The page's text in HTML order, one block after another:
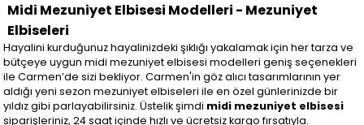
Midi Mezuniyet Elbisesi Modelleri - Mezuniyet
Elbiseleri
Hayalini kurduğunuz hayalinizdeki şıklığı yakalamak için her tarza ve
bütçeye uygun midi mezuniyet elbisesi modelleri geniş seçenekleri
ile Carmen’de sizi bekliyor. Carmen'in göz alıcı tasarımlarının yer
aldığı yeni sezon mezuniyet elbiseleri ile en özel günlerinizde bir
yıldız gibi parlayabilirsiniz. Üstelik şimdi midi mezuniyet elbisesi
siparişleriniz, 24 saat içinde hızlı ve ücretsiz kargo fırsatıyla.